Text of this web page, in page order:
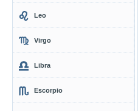
Leo
Virgo
Libra
Escorpio